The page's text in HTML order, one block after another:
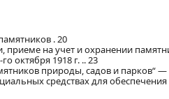
. 20
на учет и охранении
октября 1918 г. .. 23
природы, садов и парков“ —
средствах для